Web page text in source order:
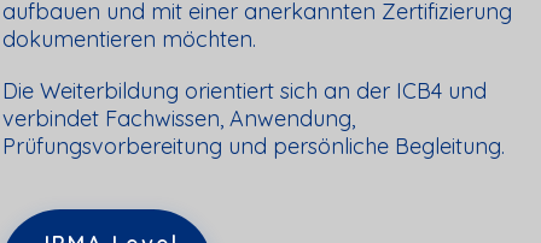
aufbauen und mit einer anerkannten Zertifizierung
dokumentieren möchten.
Die Weiterbildung orientiert sich an der ICB4 und
verbindet Fachwissen, Anwendung,
Prüfungsvorbereitung und persönliche Begleitung.